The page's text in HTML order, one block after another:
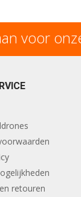
voor
retouren